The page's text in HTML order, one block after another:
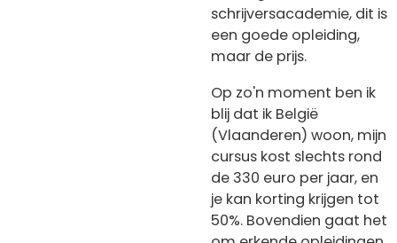
schrijversacademie, dit is
een goede opleiding,
maar de prijs.
Op zo'n moment ben ik
blij dat ik België
(Vlaanderen) woon, mijn
cursus kost slechts rond
de 330 euro per jaar, en
je kan korting krijgen tot
50%. Bovendien gaat het